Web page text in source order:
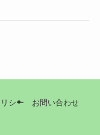
シー お問い合わせ